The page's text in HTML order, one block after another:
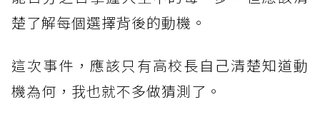
楚了解每個選擇背後的動機。
這次事件，應該只有高校長自己清楚知道動
機為何，我也就不多做猜測了。